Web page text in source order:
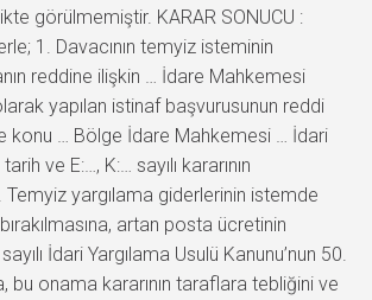
görülmemiştir. KARAR SONUCU :
1. Davacının temyiz isteminin
reddine ilişkin … İdare Mahkemesi
yapılan istinaf başvurusunun reddi
konu … Bölge İdare Mahkemesi … İdari
ve E:…, K:… sayılı kararının
Temyiz yargılama giderlerinin istemde
artan posta ücretinin
İdari Yargılama Usulü Kanunu’nun 50.
bu onama kararının taraflara tebliğini ve